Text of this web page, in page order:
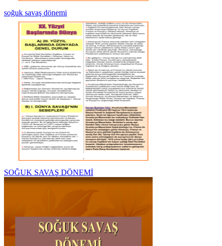
soğuk savaş dönemi
SOĞUK SAVAŞ DÖNEMİ